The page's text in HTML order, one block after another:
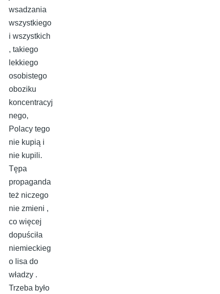
wsadzania
wszystkiego
i wszystkich
, takiego
lekkiego
osobistego
oboziku
koncentracyj
nego,
Polacy tego
nie kupią i
nie kupili.
Tępa
propaganda
też niczego
nie zmieni ,
co więcej
dopuściła
niemieckieg
o lisa do
władzy .
Trzeba było